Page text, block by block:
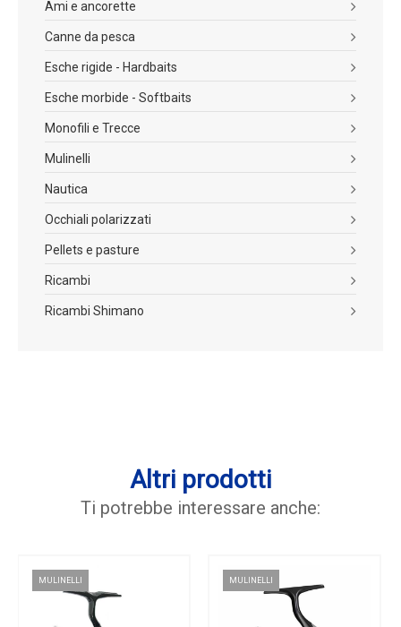
Ami e ancorette
Canne da pesca
Esche rigide - Hardbaits
Esche morbide - Softbaits
Monofili e Trecce
Mulinelli
Nautica
Occhiali polarizzati
Pellets e pasture
Ricambi
Ricambi Shimano
Altri prodotti
Ti potrebbe interessare anche:
MULINELLI MULINELLI